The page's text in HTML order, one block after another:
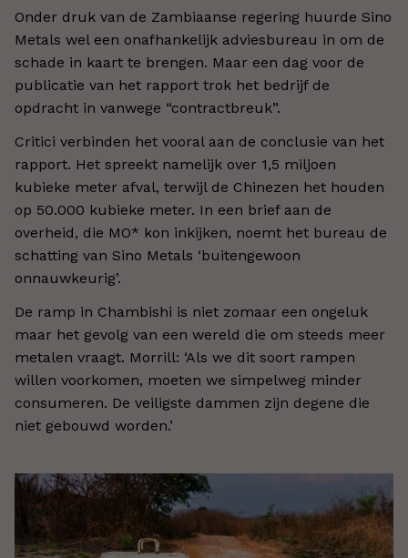
Onder druk van de Zambiaanse regering huurde Sino
Metals wel een onafhankelijk adviesbureau in om de
schade in kaart te brengen. Maar een dag voor de
publicatie van het rapport trok het bedrijf de
opdracht in vanwege “contractbreuk”.
Critici verbinden het vooral aan de conclusie van het
rapport. Het spreekt namelijk over 1,5 miljoen
kubieke meter afval, terwijl de Chinezen het houden
op 50.000 kubieke meter. In een brief aan de
overheid, die MO* kon inkijken, noemt het bureau de
schatting van Sino Metals ‘buitengewoon
onnauwkeurig’.
De ramp in Chambishi is niet zomaar een ongeluk
maar het gevolg van een wereld die om steeds meer
metalen vraagt. Morrill: ‘Als we dit soort rampen
willen voorkomen, moeten we simpelweg minder
consumeren. De veiligste dammen zijn degene die
niet gebouwd worden.’